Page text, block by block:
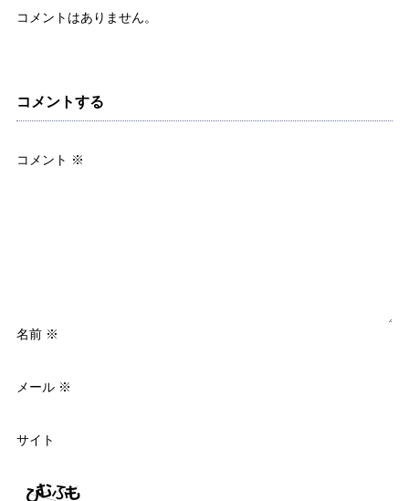
コメントはありません。
コメントする
コメント ※
名前 ※
メール ※
サイト